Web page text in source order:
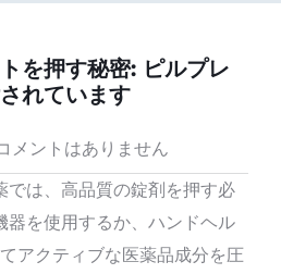
を押す秘密: ピルプレ
れています
メントはありません
では、高品質の錠剤を押す必
器を使用するか、ハンドヘル
アクティブな医薬品成分を圧